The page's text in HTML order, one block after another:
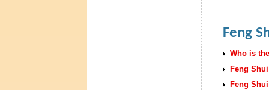
Feng
Who is the
Feng
Feng